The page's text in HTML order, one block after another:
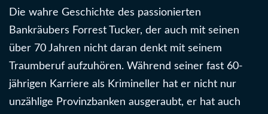
Die wahre Geschichte des passionierten
Bankräubers Forrest Tucker, der auch mit seinen
über 70 Jahren nicht daran denkt mit seinem
Traumberuf aufzuhören. Während seiner fast 60-
jährigen Karriere als Krimineller hat er nicht nur
unzählige Provinzbanken ausgeraubt, er hat auch